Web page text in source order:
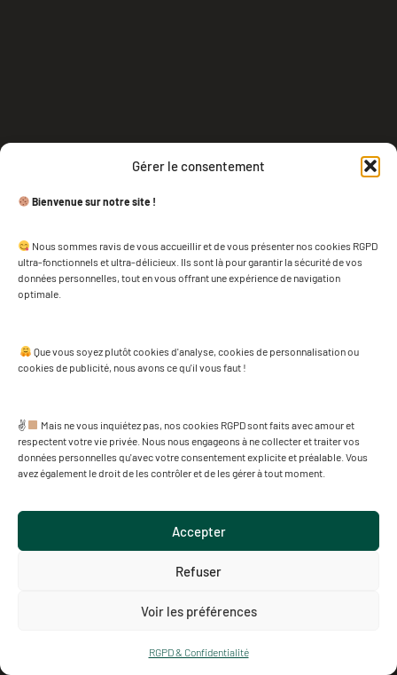
Gérer le consentement
Bienvenue sur notre site !
Nous sommes ravis de vous accueillir et de vous présenter nos cookies RGPD
ultra-fonctionnels et ultra-délicieux. Ils sont là pour garantir la sécurité de vos
données personnelles, tout en vous offrant une expérience de navigation
optimale.
Que vous soyez plutôt cookies d'analyse, cookies de personnalisation ou
cookies de publicité, nous avons ce qu'il vous faut !
✌
Mais ne vous inquiétez pas, nos cookies RGPD sont faits avec amour et
respectent votre vie privée. Nous nous engageons à ne collecter et traiter vos
données personnelles qu'avec votre consentement explicite et préalable. Vous
avez également le droit de les contrôler et de les gérer à tout moment.
Accepter
Refuser
Voir les préférences
RGPD & Confidentialité